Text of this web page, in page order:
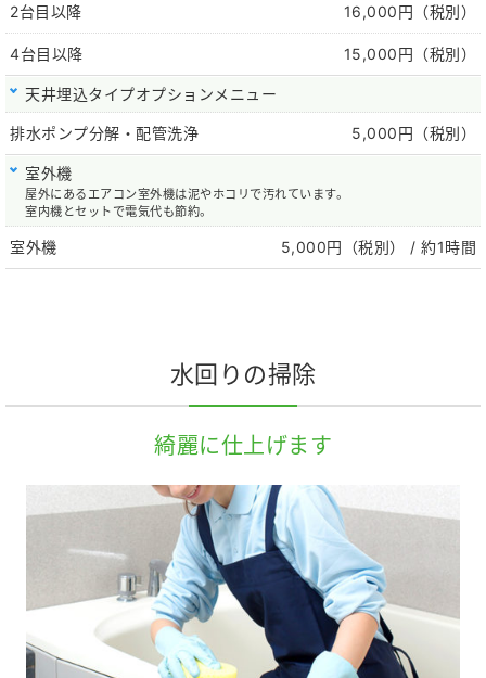
2台目以降 16,000円（税別）
4台目以降 15,000円（税別）
天井埋込タイプオプションメニュー
排水ポンプ分解・配管洗浄 5,000円（税別）
室外機
屋外にあるエアコン室外機は泥やホコリで汚れています。
室内機とセットで電気代も節約。
室外機 5,000円（税別） / 約1時間
水回りの掃除
綺麗に仕上げます